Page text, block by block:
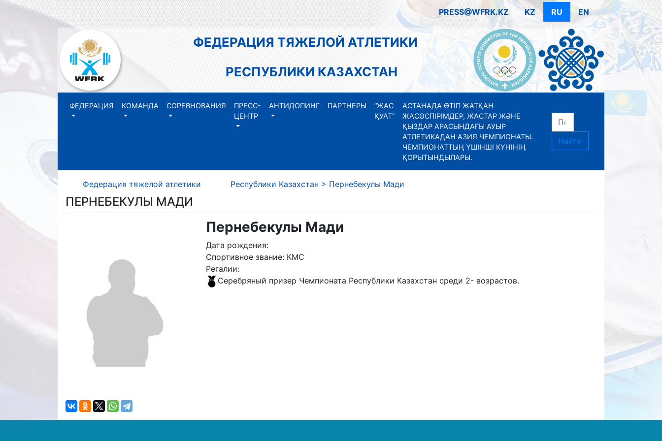
PRESS@WFRK.KZ KZ RU EN
ФЕДЕРАЦИЯ ТЯЖЕЛОЙ АТЛЕТИКИ
РЕСПУБЛИКИ КАЗАХСТАН
ФЕДЕРАЦИЯ КОМАНДА СОРЕВНОВАНИЯ
ПРЕСС-
ЦЕНТР
АНТИДОПИНГ ПАРТНЕРЫ
“ЖАС
ҚУАТ”
АСТАНАДА ӨТІП ЖАТҚАН
ЖАСӨСПІРІМДЕР, ЖАСТАР ЖӘНЕ
ҚЫЗДАР АРАСЫНДАҒЫ АУЫР
АТЛЕТИКАДАН АЗИЯ ЧЕМПИОНАТЫ.
ЧЕМПИОНАТТЫҢ ҮШІНШІ КҮНІНІҢ
ҚОРЫТЫНДЫЛАРЫ.
Найти
Федерация тяжелой атлетики Республики Казахстан > Пернебекулы Мади
ПЕРНЕБЕКУЛЫ МАДИ
Пернебекулы Мади
Дата рождения:
Спортивное звание: КМС
Регалии:
Серебряный призер Чемпионата Республики Казахстан среди 2- возрастов.